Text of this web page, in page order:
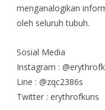
menganalogikan
oleh seluruh tubuh.
Sosial Media
Instagram :
Line : @zqc2386s
Twitter : erythrofkuns